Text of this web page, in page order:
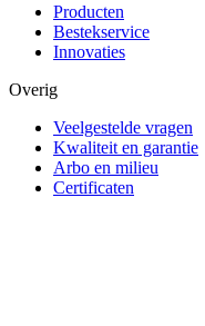
Producten
Bestekservice
Innovaties
Overig
Veelgestelde vragen
Kwaliteit en garantie
Arbo en milieu
Certificaten